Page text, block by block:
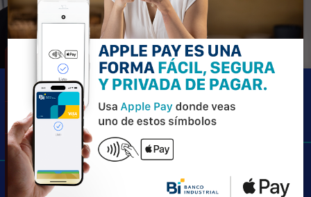
Continue disfrutando de los
beneficios de su Tarjeta Bi Signature.
Actívala aquí